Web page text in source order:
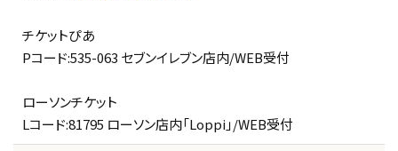
チケットぴあ
Pコード:535-063 セブンイレブン店内/WEB受付
ローソンチケット
Lコード:81795 ローソン店内「Loppi」/WEB受付